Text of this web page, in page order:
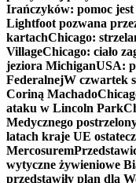
Irańczyków: pomoc
Lightfoot pozwana
kartachChicago:
VillageChicago: ciało
jeziora MichiganUSA:
FederalnejW czwartek
Coriną Machado
ataku w Lincoln Park
Medycznego
latach kraje UE
Mercosurem
wytyczne żywieniowe
przedstawiły plan dla